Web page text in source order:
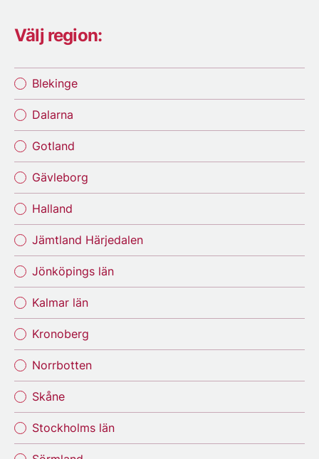
Välj region:
Blekinge
Dalarna
Gotland
Gävleborg
Halland
Jämtland Härjedalen
Jönköpings län
Kalmar län
Kronoberg
Norrbotten
Skåne
Stockholms län